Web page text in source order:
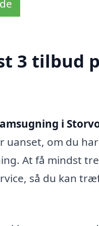
3 tilbud
i
om du
At få mindst
så du kan